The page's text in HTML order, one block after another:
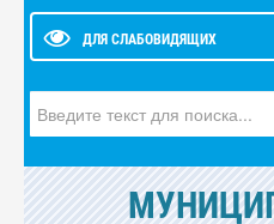
ДЛЯ СЛАБОВИДЯЩИХ